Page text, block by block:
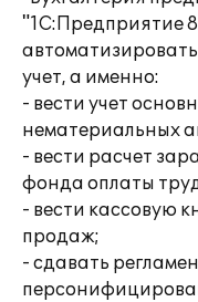
"1С:Предприятие
учет, а именно:
- вести учет
нематериальных
- вести расчет
фонда оплаты
- вести кассовую
продаж;
- сдавать